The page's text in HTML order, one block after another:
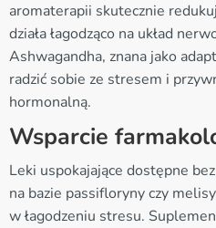
aromaterapii skutecznie
działa łagodząco na układ
Ashwagandha, znana jako
radzić sobie ze stresem i
hormonalną.
Wsparcie
Leki uspokajające dostępne
na bazie passifloryny czy
w łagodzeniu stresu.